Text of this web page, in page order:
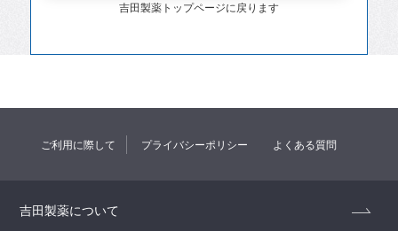
吉田製薬トップページに戻ります
ご利用に際して プライバシーポリシー よくある質問
吉田製薬について